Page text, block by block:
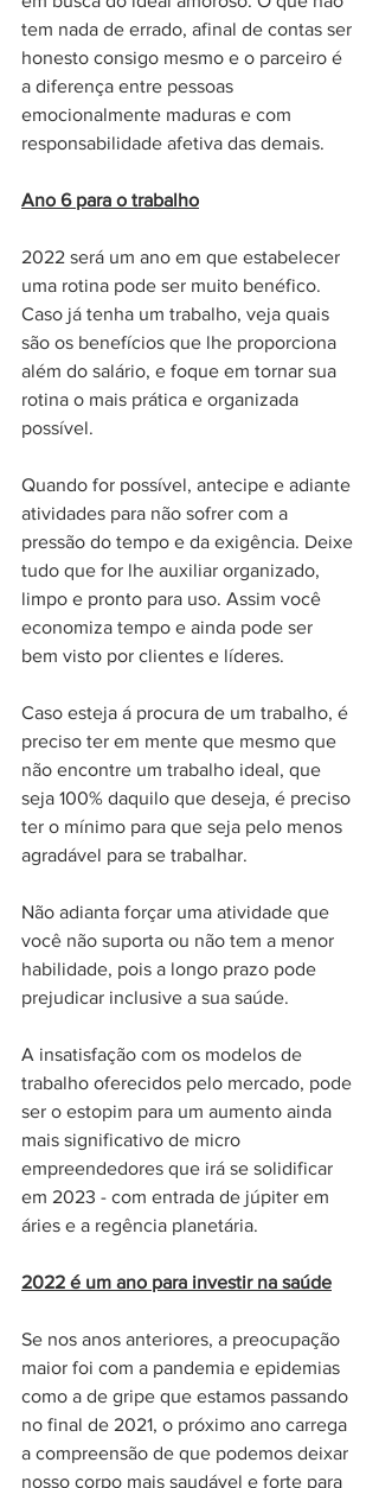
tem nada de errado, afinal de contas ser
honesto consigo mesmo e o parceiro é
a diferença entre pessoas
emocionalmente maduras e com
responsabilidade afetiva das demais.
Ano 6 para o trabalho
2022 será um ano em que estabelecer
uma rotina pode ser muito benéfico.
Caso já tenha um trabalho, veja quais
são os benefícios que lhe proporciona
além do salário, e foque em tornar sua
rotina o mais prática e organizada
possível.
Quando for possível, antecipe e adiante
atividades para não sofrer com a
pressão do tempo e da exigência. Deixe
tudo que for lhe auxiliar organizado,
limpo e pronto para uso. Assim você
economiza tempo e ainda pode ser
bem visto por clientes e líderes.
Caso esteja á procura de um trabalho, é
preciso ter em mente que mesmo que
não encontre um trabalho ideal, que
seja 100% daquilo que deseja, é preciso
ter o mínimo para que seja pelo menos
agradável para se trabalhar.
Não adianta forçar uma atividade que
você não suporta ou não tem a menor
habilidade, pois a longo prazo pode
prejudicar inclusive a sua saúde.
A insatisfação com os modelos de
trabalho oferecidos pelo mercado, pode
ser o estopim para um aumento ainda
mais significativo de micro
empreendedores que irá se solidificar
em 2023 - com entrada de júpiter em
áries e a regência planetária.
2022 é um ano para investir na saúde
Se nos anos anteriores, a preocupação
maior foi com a pandemia e epidemias
como a de gripe que estamos passando
no final de 2021, o próximo ano carrega
a compreensão de que podemos deixar
nosso corpo mais saudável e forte para